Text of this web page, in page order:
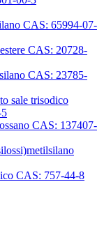
CAS: 65994-07-
CAS: 20728-
CAS: 23785-
sale trisodico
CAS: 137407-
CAS: 757-44-8